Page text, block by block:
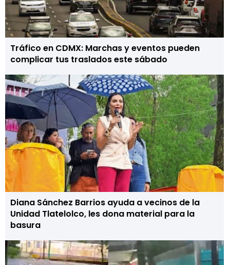
Tráfico en CDMX: Marchas y eventos pueden
complicar tus traslados este sábado
Diana Sánchez Barrios ayuda a vecinos de la
Unidad Tlatelolco, les dona material para la
basura